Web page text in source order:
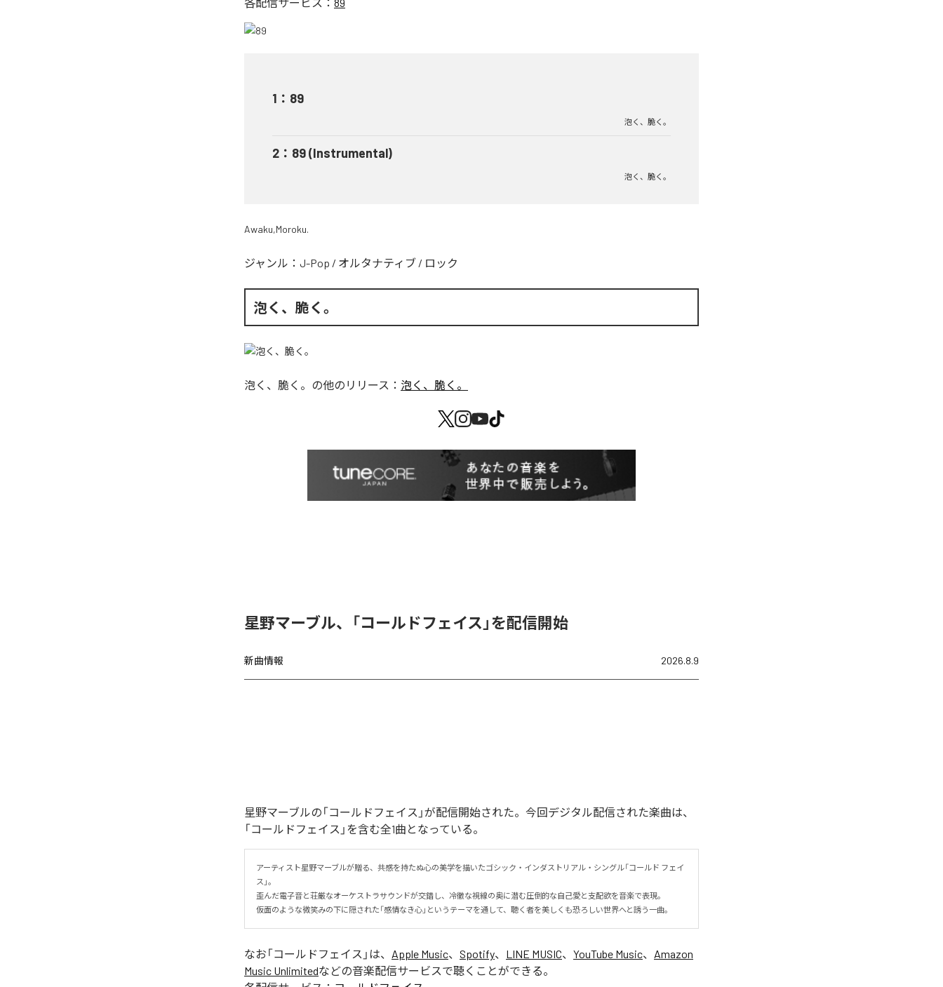
1 ： 89
泡く、脆く。
2 ： 89 (Instrumental)
泡く、脆く。
Awaku,Moroku.
ジャンル： J-Pop / オルタナティブ / ロック
泡く、脆く。
泡く、脆く。 の他のリリース： 泡く、脆く。
星野マーブル、「コールドフェイス」を配信開始
新曲情報 2026.8.9
星野マーブルの「コールドフェイス」が配信開始された。今回デジタル配信された楽曲は、
「コールドフェイス」を含む全1曲となっている。
アーティスト星野マーブルが贈る、共感を持たぬ心の美学を描いたゴシック・インダストリアル・シングル「コールド フェイ
ス」。
歪んだ電子音と荘厳なオーケストラサウンドが交錯し、冷徹な視線の奥に潜む圧倒的な自己愛と支配欲を音楽で表現。
仮面のような微笑みの下に隠された「感情なき心」というテーマを通して、聴く者を美しくも恐ろしい世界へと誘う一曲。
なお「コールドフェイス 」は、 Apple Music、 Spotify、 LINE MUSIC、 YouTube Music、 Amazon
Music Unlimitedなどの音楽配信サービスで聴くことができる。